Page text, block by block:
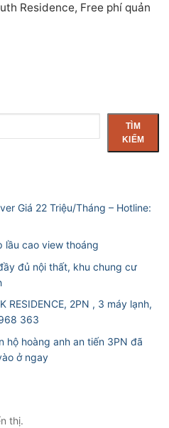
Residence, Free phí quản
TÌM
KIẾM
Giá 22 Triệu/Tháng – Hotline:
lầu cao view thoáng
đủ nội thất, khu chung cư
RESIDENCE, 2PN , 3 máy lạnh,
363
hộ hoàng anh an tiến 3PN đã
ở ngay
thị.